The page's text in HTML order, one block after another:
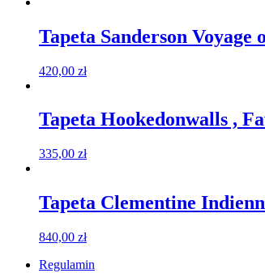
Tapeta Sanderson
420,00 zł
Tapeta Hookedonwalls ,
335,00 zł
Tapeta Clementine
840,00 zł
Regulamin